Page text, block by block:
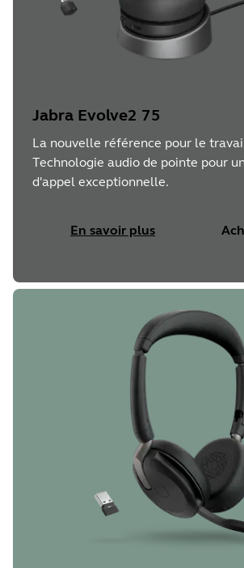
Jabra Evolve2 75
La nouvelle référence pour le
Technologie audio de pointe pour
d'appel exceptionnelle.
En savoir plus